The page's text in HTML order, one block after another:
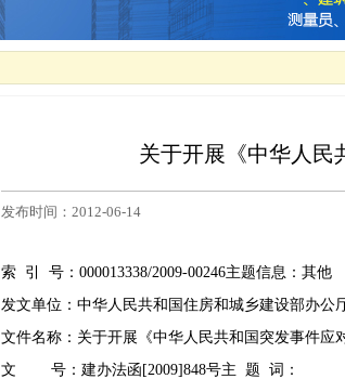
关于开展《中华人民
发布时间：2012-06-14
索 引 号： 000013338/2009-00246主题信息： 其他
发文单位： 中华人民共和国住房和城乡建设部办公
文件名称： 关于开展《中华人民共和国突发事件应
文 号： 建办法函[2009]848号主 题 词：